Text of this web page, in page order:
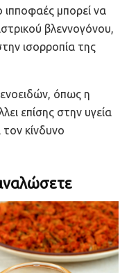
ιπποφαές μπορεί να
βλεννογόνου,
ισορροπία της
όπως η
επίσης στην υγεία
κίνδυνο